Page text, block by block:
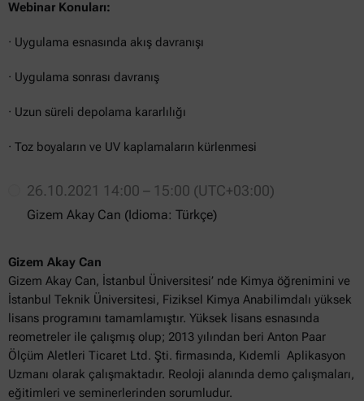
Webinar Konuları:
· Uygulama esnasında akış davranışı
· Uygulama sonrası davranış
· Uzun süreli depolama kararlılığı
· Toz boyaların ve UV kaplamaların kürlenmesi
26.10.2021 14:00 – 15:00 (UTC+03:00)
Gizem Akay Can (Idioma: Türkçe)
Gizem Akay Can
Gizem Akay Can, İstanbul Üniversitesi’ nde Kimya öğrenimini ve
İstanbul Teknik Üniversitesi, Fiziksel Kimya Anabilimdalı yüksek
lisans programını tamamlamıştır. Yüksek lisans esnasında
reometreler ile çalışmış olup; 2013 yılından beri Anton Paar
Ölçüm Aletleri Ticaret Ltd. Şti. firmasında, Kıdemli Aplikasyon
Uzmanı olarak çalışmaktadır. Reoloji alanında demo çalışmaları,
eğitimleri ve seminerlerinden sorumludur.